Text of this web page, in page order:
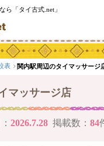
ら「タイ古式.net」
表 関内駅周辺のタイマッサージ
マッサージ店
2026.7.28 掲載数： 84